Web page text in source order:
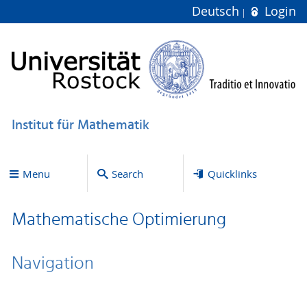
Deutsch Login
Institut für Mathematik
Menu Search Quicklinks
Mathematische Optimierung
Navigation